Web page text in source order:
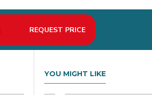
in Deutschland wie Berlin,
REQUEST PRICE
YOU MIGHT LIKE